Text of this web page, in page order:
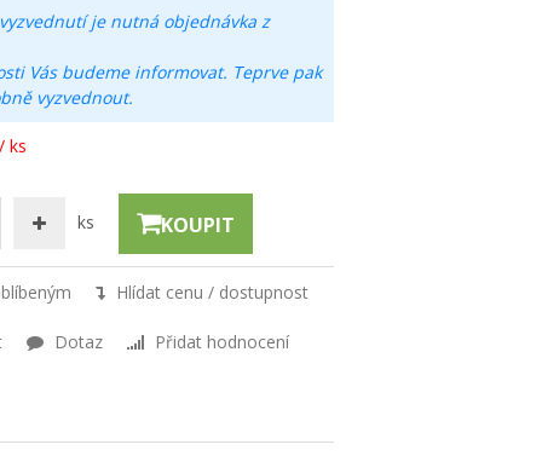
je nutná objednávka z
Vás budeme informovat. Teprve pak
vyzvednout.
/ ks
ks KOUPIT
Hlídat cenu / dostupnost
Dotaz Přidat hodnocení